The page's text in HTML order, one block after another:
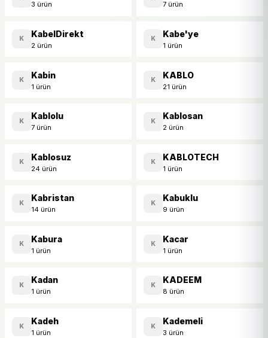
3 ürün 7 ürün
K KabelDirekt
2 ürün
K Kabe'ye
1 ürün
K Kabin
1 ürün
K KABLO
21 ürün
K Kablolu
7 ürün
K Kablosan
2 ürün
K Kablosuz
24 ürün
K KABLOTECH
1 ürün
K Kabristan
14 ürün
K Kabuklu
9 ürün
K Kabura
1 ürün
K Kacar
1 ürün
K Kadan
1 ürün
K KADEEM
8 ürün
K Kadeh
1 ürün
K Kademeli
3 ürün